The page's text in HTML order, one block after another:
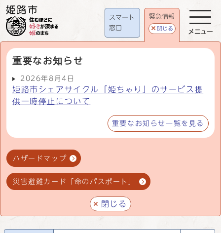
スマート
窓口
緊急情報
閉じる
重要なお知らせ
2026年8月4日
姫路市シェアサイクル「姫ちゃり」のサービス提
供一時停止について
重要なお知らせ一覧を見る
ハザードマップ
災害避難カード「命のパスポート」
閉じる
メニュー